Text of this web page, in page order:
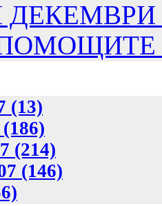
(13)
(214)
(146)